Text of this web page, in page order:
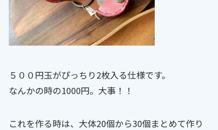
５００円玉がぴっちり2枚入る仕様です。
なんかの時の1000円。大事！！
これを作る時は、大体20個から30個まとめて作り